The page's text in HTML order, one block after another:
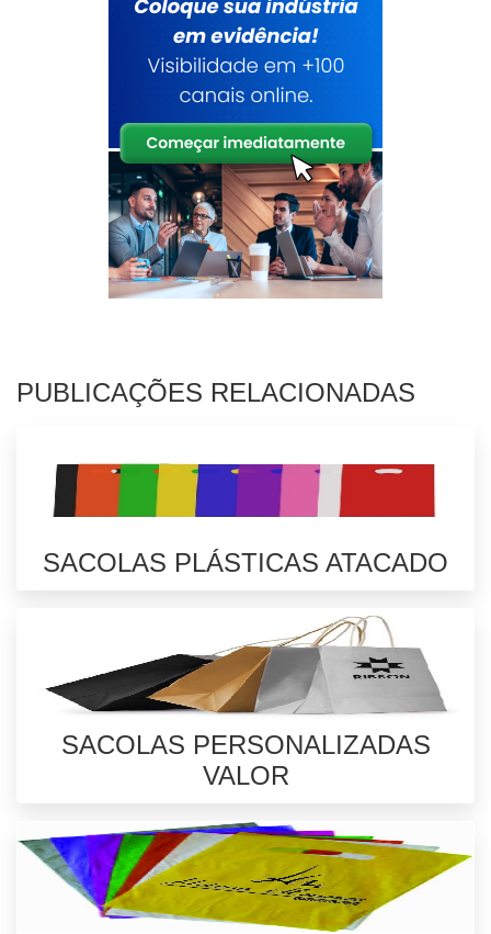
PUBLICAÇÕES RELACIONADAS
SACOLAS PLÁSTICAS ATACADO
SACOLAS PERSONALIZADAS
VALOR